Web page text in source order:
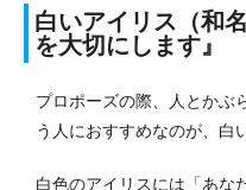
白いアイリス（和
を大切にします』
プロポーズの際、人とかぶ
う人におすすめなのが、白
白色のアイリスには「あな